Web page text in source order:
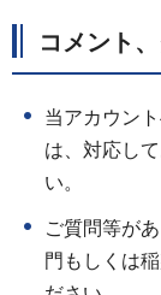
コメント
当アカウン
は、対応し
い。
ご質問等が
門もしくは